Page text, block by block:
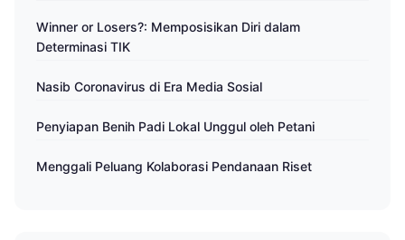
Winner or Losers?: Memposisikan Diri dalam
Determinasi TIK
Nasib Coronavirus di Era Media Sosial
Penyiapan Benih Padi Lokal Unggul oleh Petani
Menggali Peluang Kolaborasi Pendanaan Riset